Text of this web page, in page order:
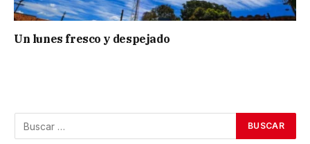
Un lunes fresco y despejado